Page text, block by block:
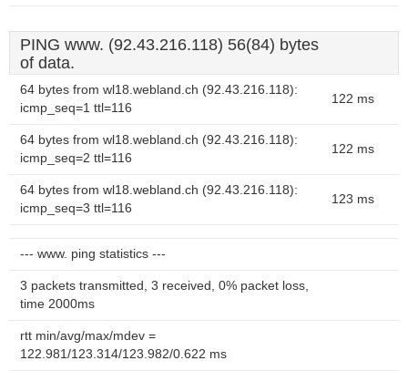
PING www. (92.43.216.118) 56(84) bytes
of data.
64 bytes from wl18.webland.ch (92.43.216.118):
icmp_seq=1 ttl=116
122 ms
64 bytes from wl18.webland.ch (92.43.216.118):
icmp_seq=2 ttl=116
122 ms
64 bytes from wl18.webland.ch (92.43.216.118):
icmp_seq=3 ttl=116
123 ms
--- www. ping statistics ---
3 packets transmitted, 3 received, 0% packet loss,
time 2000ms
rtt min/avg/max/mdev =
122.981/123.314/123.982/0.622 ms